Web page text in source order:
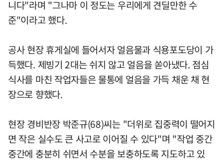
니다"라며 "그나마 이 정도는 우리에게 견딜만한 수
준"이라고 했다.
공사 현장 휴게실에 들어서자 얼음물과 식용포도당이 가
득했다. 제빙기 2대는 쉬지 않고 얼음을 쏟아냈다. 점심
식사를 마친 작업자들은 물통에 얼음을 가득 채운 채 현
장으로 향했다.
현장 경비반장 박준규(68)씨는 "더위로 집중력이 떨어지
면 작은 실수도 큰 사고로 이어질 수 있다"며 "작업 중간
중간에 충분히 쉬면서 수분을 보충하도록 지도하고 있